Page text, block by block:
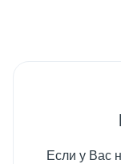
Если у Вас